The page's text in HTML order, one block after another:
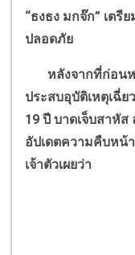
“ธงธง มกจ๊ก” เตรี
ปลอดภัย
หลังจากที่ก่อนห
ประสบอุบัติเหตุเฉี่
19 ปี บาดเจ็บสาหัส
อัปเดตความคืบหน้
เจ้าตัวเผยว่า